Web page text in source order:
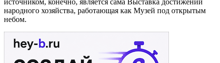
народного хозяйства, работающая как Музей под открытым
небом.